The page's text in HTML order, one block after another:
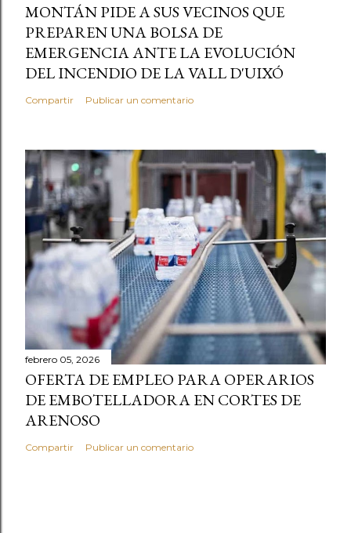
MONTÁN PIDE A SUS VECINOS QUE
PREPAREN UNA BOLSA DE
EMERGENCIA ANTE LA EVOLUCIÓN
DEL INCENDIO DE LA VALL D'UIXÓ
Compartir Publicar un comentario
febrero 05, 2026
OFERTA DE EMPLEO PARA OPERARIOS
DE EMBOTELLADORA EN CORTES DE
ARENOSO
Compartir Publicar un comentario